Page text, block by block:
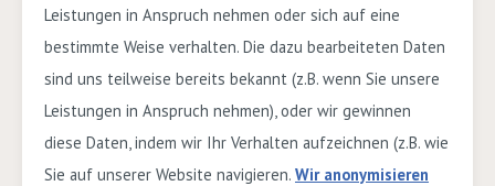
Leistungen in Anspruch nehmen oder sich auf eine
bestimmte Weise verhalten. Die dazu bearbeiteten Daten
sind uns teilweise bereits bekannt (z.B. wenn Sie unsere
Leistungen in Anspruch nehmen), oder wir gewinnen
diese Daten, indem wir Ihr Verhalten aufzeichnen (z.B. wie
Sie auf unserer Website navigieren. Wir anonymisieren